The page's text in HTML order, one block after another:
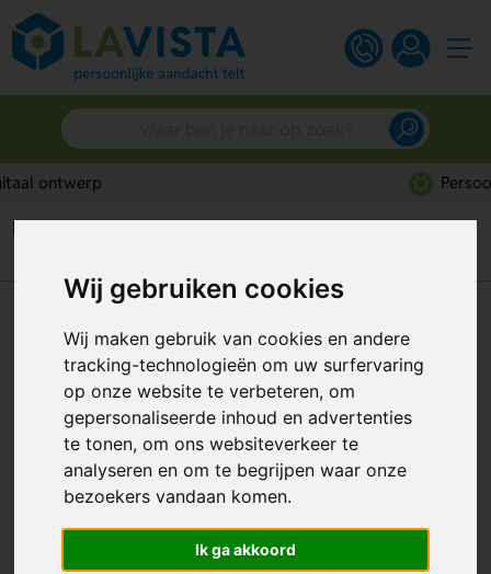
Wij gebruiken cookies
Wij maken gebruik van cookies en andere
tracking-technologieën om uw surfervaring
op onze website te verbeteren, om
gepersonaliseerde inhoud en advertenties
te tonen, om ons websiteverkeer te
analyseren en om te begrijpen waar onze
bezoekers vandaan komen.
Ik ga akkoord
Home Gereedschappen & tools
Timmermanspotloden
Bruynzeel timmermanspotlood
Artikelnummer:57374